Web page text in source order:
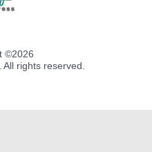
©2026
rights reserved.